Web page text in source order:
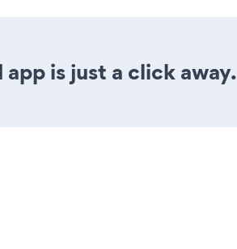
is just a click away.